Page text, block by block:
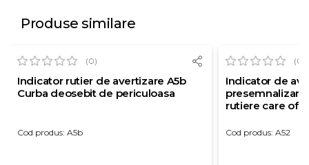
Produse similare
(0)
Indicator rutier de avertizare A5b
Curba deosebit de periculoasa
Cod produs: A5b
(0)
Indicator de
rutiere care
reflectorizanta
Cod produs: A52